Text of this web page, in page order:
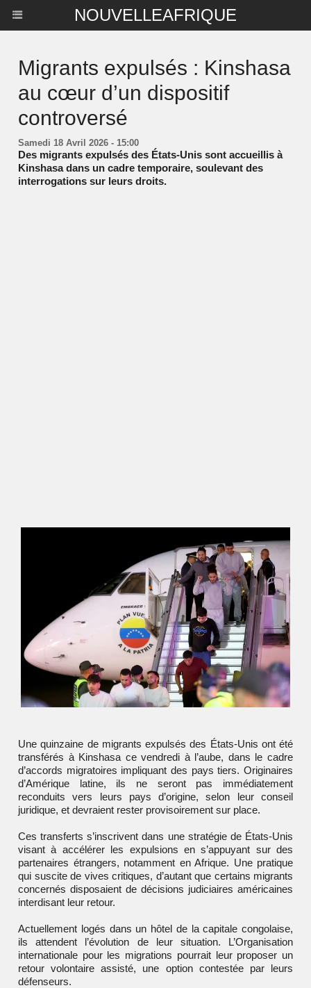
NOUVELLEAFRIQUE
Migrants expulsés : Kinshasa
au cœur d’un dispositif
controversé
Samedi 18 Avril 2026 - 15:00
Des migrants expulsés des États-Unis sont accueillis à
Kinshasa dans un cadre temporaire, soulevant des
interrogations sur leurs droits.
Une quinzaine de migrants expulsés des États-Unis ont été
transférés à Kinshasa ce vendredi à l’aube, dans le cadre
d’accords migratoires impliquant des pays tiers. Originaires
d’Amérique latine, ils ne seront pas immédiatement
reconduits vers leurs pays d’origine, selon leur conseil
juridique, et devraient rester provisoirement sur place.
Ces transferts s’inscrivent dans une stratégie de États-Unis
visant à accélérer les expulsions en s’appuyant sur des
partenaires étrangers, notamment en Afrique. Une pratique
qui suscite de vives critiques, d’autant que certains migrants
concernés disposaient de décisions judiciaires américaines
interdisant leur retour.
Actuellement logés dans un hôtel de la capitale congolaise,
ils attendent l’évolution de leur situation. L’Organisation
internationale pour les migrations pourrait leur proposer un
retour volontaire assisté, une option contestée par leurs
défenseurs.